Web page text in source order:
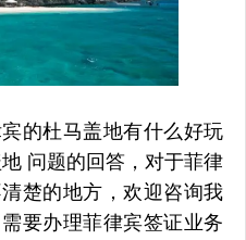
的杜马盖地有什么好玩
问题的回答，对于菲律
楚的地方，欢迎咨询我
要办理菲律宾签证业务